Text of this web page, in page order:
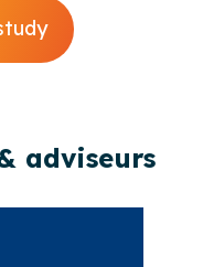
adviseurs